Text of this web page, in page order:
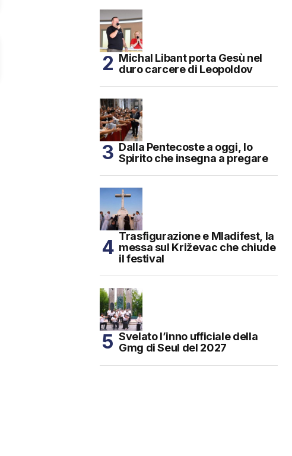
Michal Libant porta Gesù nel
duro carcere di Leopoldov
Dalla Pentecoste a oggi, lo
Spirito che insegna a pregare
Trasfigurazione e Mladifest, la
messa sul Križevac che chiude
il festival
Svelato l’inno ufficiale della
Gmg di Seul del 2027